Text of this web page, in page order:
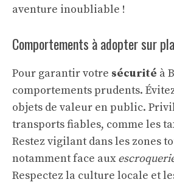
aventure inoubliable !
Comportements à adopter sur
Pour garantir votre sécurité à
comportements prudents.
objets de valeur en public.
transports fiables, comme les
Restez vigilant dans les zones
notamment face aux
Respectez la culture locale et